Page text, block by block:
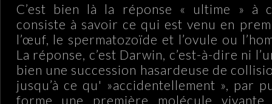
C’est bien là la réponse « ultime » à
consiste à savoir ce qui est venu en
l’œuf, le spermatozoïde et l’ovule ou
La réponse, c’est Darwin, c’est-à-dire ni
bien une succession hasardeuse de
jusqu’à ce qu' »accidentellement », par
forme une première molécule vivante